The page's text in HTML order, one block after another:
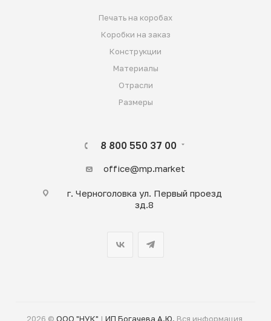
Печать на коробах
Коробки на заказ
Конструкции
Материалы
Отрасли
Размеры
8 800 550 37 00
office@mp.market
г. Черноголовка ул. Первый проезд
зд.8
2026 © ООО "НУК" | ИП Богачева А.Ю. Вся информация,